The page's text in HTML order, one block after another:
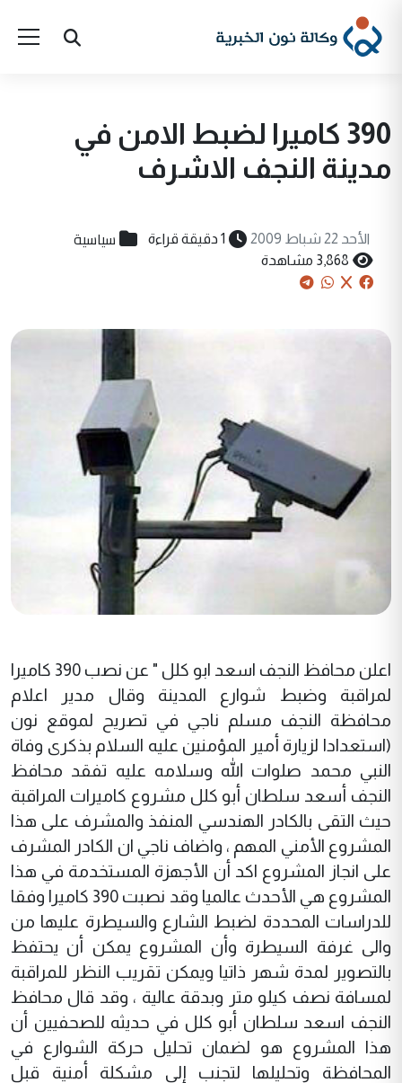
390 كاميرا لضبط الامن في
مدينة النجف الاشرف
الأحد 22 شباط 2009 1 دقيقة قراءة سياسية
3,868 مشاهدة
اعلن محافظ النجف اسعد ابو كلل " عن نصب 390 كاميرا
لمراقبة وضبط شوارع المدينة وقال مدير اعلام
محافظة النجف مسلم ناجي في تصريح لموقع نون
(استعدادا لزيارة أمير المؤمنين عليه السلام بذكرى وفاة
النبي محمد صلوات الله وسلامه عليه تفقد محافظ
النجف أسعد سلطان أبو كلل مشروع كاميرات المراقبة
حيث التقى بالكادر الهندسي المنفذ والمشرف على هذا
المشروع الأمني المهم ، واضاف ناجي ان الكادر المشرف
على انجاز المشروع اكد أن الأجهزة المستخدمة في هذا
المشروع هي الأحدث عالميا وقد نصبت 390 كاميرا وفقا
للدراسات المحددة لضبط الشارع والسيطرة عليها من
والى غرفة السيطرة وأن المشروع يمكن أن يحتفظ
بالتصوير لمدة شهر ذاتيا ويمكن تقريب النظر للمراقبة
لمسافة نصف كيلو متر وبدقة عالية ، وقد قال محافظ
النجف اسعد سلطان أبو كلل في حديثه للصحفيين أن
هذا المشروع هو لضمان تحليل حركة الشوارع في
المحافظة وتحليلها لتجنب إلى مشكلة أمنية قبل